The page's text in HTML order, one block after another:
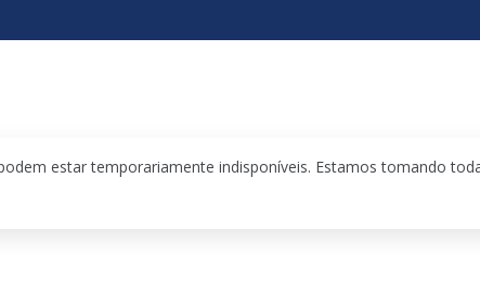
estar temporariamente indisponíveis. Estamos tomando